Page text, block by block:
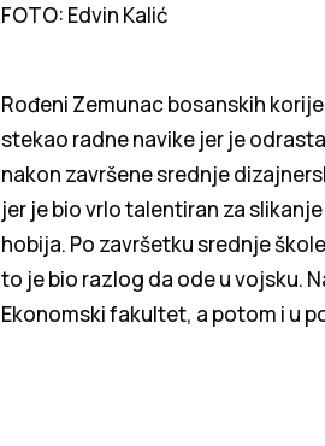
FOTO: Edvin Kalić
Rođeni Zemunac bosanskih
stekao radne navike jer je
nakon završene srednje
jer je bio vrlo talentiran za
hobija. Po završetku srednje
to je bio razlog da ode u vojsku.
Ekonomski fakultet, a potom i u